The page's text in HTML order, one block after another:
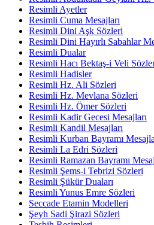
Resimli Ayetler
Resimli Cuma Mesajları
Resimli Dini Aşk Sözleri
Resimli Dini Hayırlı Sabahlar
Resimli Dualar
Resimli Hacı Bektaş-i Veli
Resimli Hadisler
Resimli Hz. Ali Sözleri
Resimli Hz. Mevlana Sözleri
Resimli Hz. Ömer Sözleri
Resimli Kadir Gecesi Mesajları
Resimli Kandil Mesajları
Resimli Kurban Bayramı
Resimli La Edri Sözleri
Resimli Ramazan Bayramı
Resimli Şems-i Tebrizi Sözleri
Resimli Şükür Duaları
Resimli Yunus Emre Sözleri
Seccade Etamin Modelleri
Şeyh Sadi Şirazi Sözleri